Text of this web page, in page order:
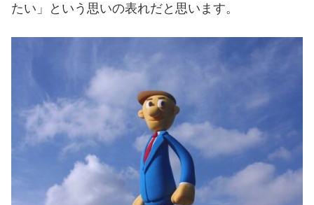
たい」という思いの表れだと思います。